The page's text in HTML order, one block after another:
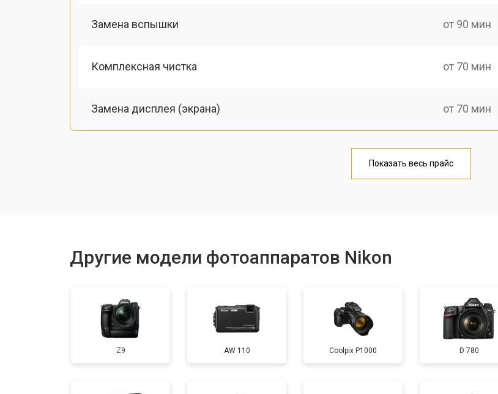
Замена вспышки от 90 мин
Комплексная чистка от 70 мин
Замена дисплея (экрана) от 70 мин
от 60 мин
Замена CCD/CMOS матрицы от 120 мин
Ремонт материнской платы от 60 мин
Показать весь прайс
Другие модели фотоаппаратов Nikon
Z9 AW 110 Coolpix P1000 D 780